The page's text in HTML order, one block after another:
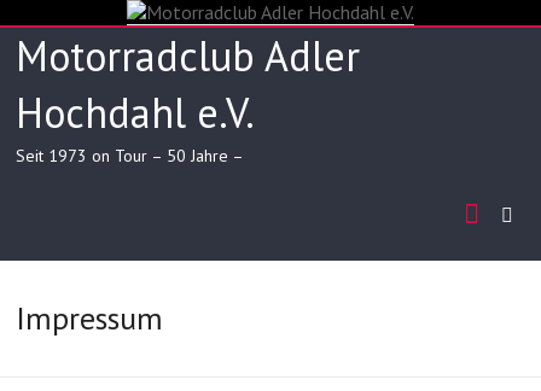
to
content
Motorradclub Adler
Hochdahl e.V.
Seit 1973 on Tour – 50 Jahre –
Impressum